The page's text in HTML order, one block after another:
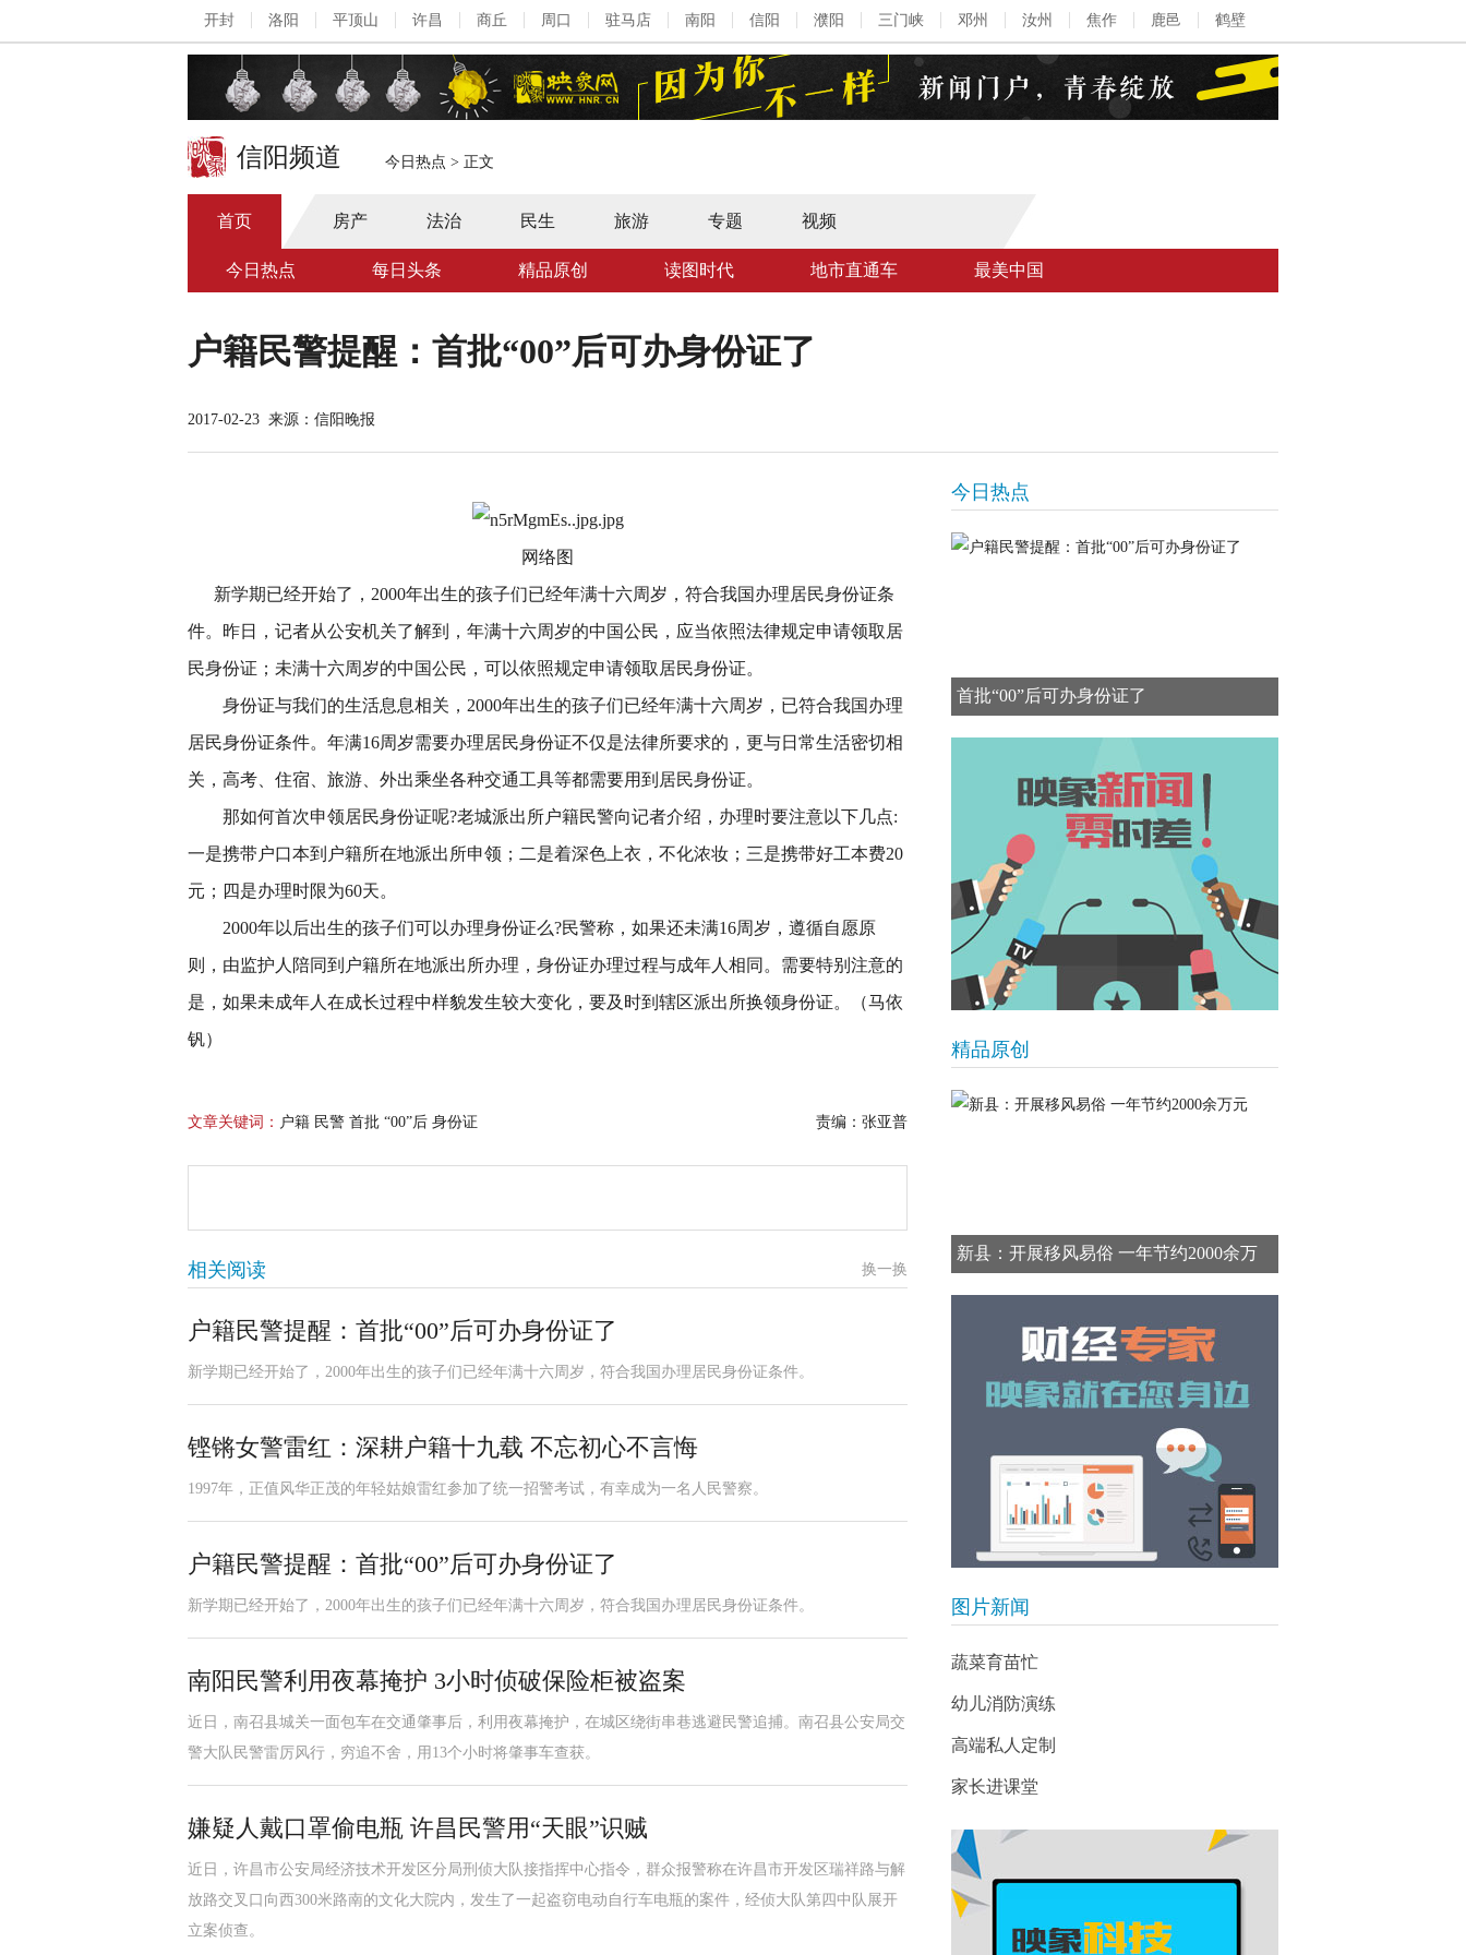
开封 洛阳 平顶山 许昌 商丘 周口 驻马店 南阳 信阳 濮阳 三门峡 邓州 汝州 焦作 鹿邑 鹤壁
信阳频道 今日热点 > 正文
首页 房产 法治 民生 旅游 专题 视频
今日热点 每日头条 精品原创 读图时代 地市直通车 最美中国
户籍民警提醒：首批“00”后可办身份证了
2017-02-23 来源：信阳晚报
网络图
新学期已经开始了，2000年出生的孩子们已经年满十六周岁，符合我国办理居民身份证条
件。昨日，记者从公安机关了解到，年满十六周岁的中国公民，应当依照法律规定申请领取居
民身份证；未满十六周岁的中国公民，可以依照规定申请领取居民身份证。
身份证与我们的生活息息相关，2000年出生的孩子们已经年满十六周岁，已符合我国办理
居民身份证条件。年满16周岁需要办理居民身份证不仅是法律所要求的，更与日常生活密切相
关，高考、住宿、旅游、外出乘坐各种交通工具等都需要用到居民身份证。
那如何首次申领居民身份证呢?老城派出所户籍民警向记者介绍，办理时要注意以下几点:
一是携带户口本到户籍所在地派出所申领；二是着深色上衣，不化浓妆；三是携带好工本费20
元；四是办理时限为60天。
2000年以后出生的孩子们可以办理身份证么?民警称，如果还未满16周岁，遵循自愿原
则，由监护人陪同到户籍所在地派出所办理，身份证办理过程与成年人相同。需要特别注意的
是，如果未成年人在成长过程中样貌发生较大变化，要及时到辖区派出所换领身份证。（马依
钒）
文章关键词： 户籍 民警 首批 “00”后 身份证 责编：张亚普
相关阅读 换一换
户籍民警提醒：首批“00”后可办身份证了
新学期已经开始了，2000年出生的孩子们已经年满十六周岁，符合我国办理居民身份证条件。
铿锵女警雷红：深耕户籍十九载 不忘初心不言悔
1997年，正值风华正茂的年轻姑娘雷红参加了统一招警考试，有幸成为一名人民警察。
户籍民警提醒：首批“00”后可办身份证了
新学期已经开始了，2000年出生的孩子们已经年满十六周岁，符合我国办理居民身份证条件。
南阳民警利用夜幕掩护 3小时侦破保险柜被盗案
近日，南召县城关一面包车在交通肇事后，利用夜幕掩护，在城区绕街串巷逃避民警追捕。南召县公安局交
警大队民警雷厉风行，穷追不舍，用13个小时将肇事车查获。
嫌疑人戴口罩偷电瓶 许昌民警用“天眼”识贼
近日，许昌市公安局经济技术开发区分局刑侦大队接指挥中心指令，群众报警称在许昌市开发区瑞祥路与解
放路交叉口向西300米路南的文化大院内，发生了一起盗窃电动自行车电瓶的案件，经侦大队第四中队展开
立案侦查。
今日热点
首批“00”后可办身份证了
精品原创
新县：开展移风易俗 一年节约2000余万
图片新闻
蔬菜育苗忙
幼儿消防演练
高端私人定制
家长进课堂